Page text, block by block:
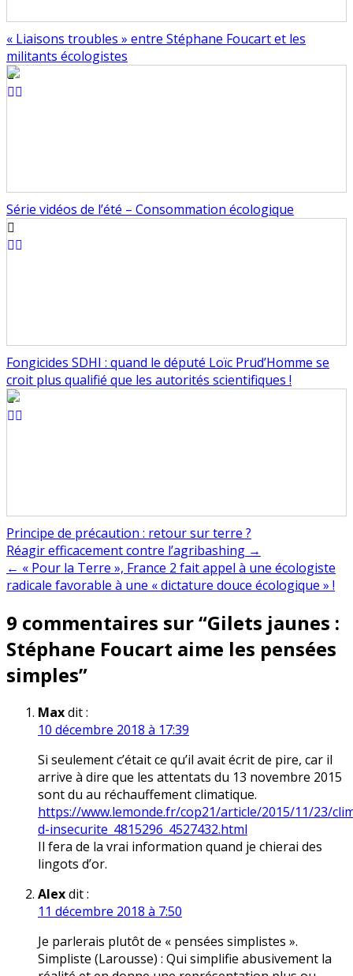
« Liaisons troubles » entre Stéphane Foucart et les
militants écologistes
Série vidéos de l’été – Consommation écologique
Fongicides SDHI : quand le député Loïc Prud’Homme se
croit plus qualifié que les autorités scientifiques !
Principe de précaution : retour sur terre ?
Navigation
de
Réagir efficacement contre l’agribashing →
← « Pour la Terre », France 2 fait appel à une écologiste
radicale favorable à une « dictature douce écologique » !
9 commentaires sur “Gilets jaunes :
Stéphane Foucart aime les pensées
simples”
Maxdit :
10 décembre 2018 à 17:39
Si seulement c’était ce qu’il avait écrit de pire, car il
arrive à dire que les attentats du 13 novembre 2015
sont du au réchauffement climatique.
https://www.lemonde.fr/cop21/article/2015/11/23/
d-insecurite_4815296_4527432.html
Il fera de la vrai information quand je chierai des
lingots d’or.
Alexdit :
11 décembre 2018 à 7:50
Je parlerais plutôt de « pensées simplistes ».
Simpliste (Larousse) : Qui simplifie abusivement la